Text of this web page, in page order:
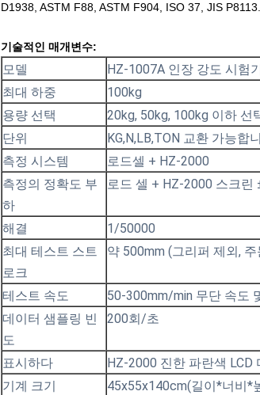
D1938, ASTM F88, ASTM F904, ISO 37, JIS P8113.
기술적인 매개변수:
모델
HZ-1007A 인장 강도 시험
최대 하중
100kg
용량 선택
20kg, 50kg, 100kg 이하 선
단위
KG,N,LB,TON 교환 가능합
측정 시스템
로드셀 + HZ-2000
측정의 정확도 부
하
로드 셀 + HZ-2000 스크린
해결
1/50000
최대 테스트 스트
로크
약 500mm (그리퍼 제외,
테스트 속도
50-300mm/min 무단 속도
데이터 샘플링 빈
도
200회/초
표시하다
HZ-2000 진한 파란색 LCD
기계 크기
45x55x140cm(길이*너비*